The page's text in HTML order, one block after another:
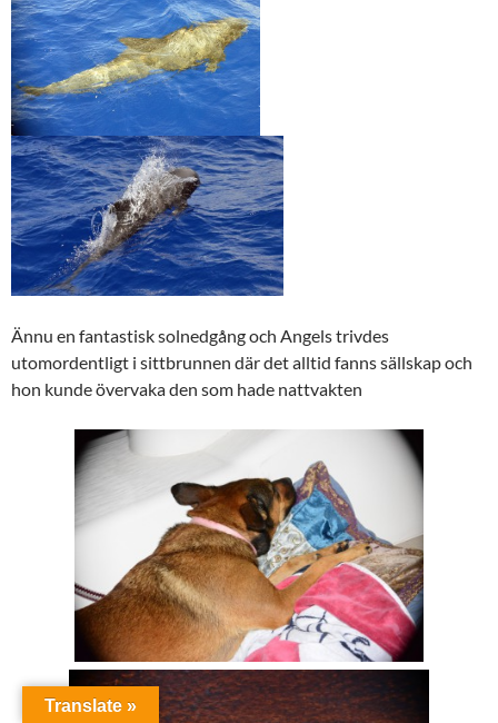
Ännu en fantastisk solnedgång och Angels trivdes
utomordentligt i sittbrunnen där det alltid fanns sällskap och
hon kunde övervaka den som hade nattvakten
Translate »